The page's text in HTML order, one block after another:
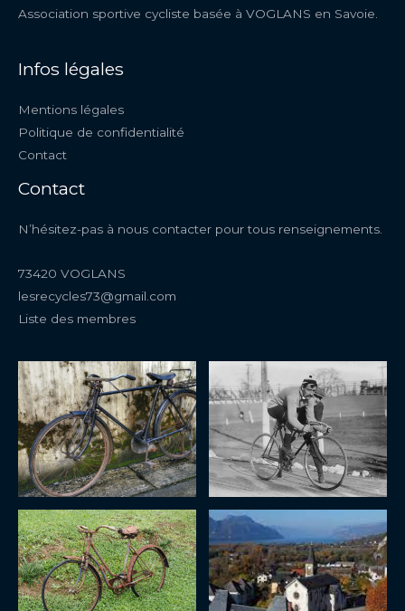
Association sportive cycliste basée à VOGLANS en Savoie.
Infos légales
Mentions légales
Politique de confidentialité
Contact
Contact
N’hésitez-pas à nous contacter pour tous renseignements.
73420 VOGLANS
lesrecycles73@gmail.com
Liste des membres